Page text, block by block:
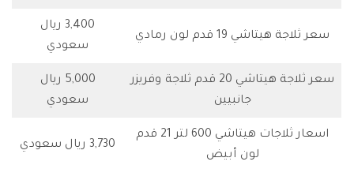
سعر ثلاجة هيتاشي 19 قدم لون رمادي
3,400 ريال
سعودي
سعر ثلاجة هيتاشي 20 قدم ثلاجة وفريزر
جانبيين
5,000 ريال
سعودي
اسعار ثلاجات هيتاشي 600 لتر 21 قدم
لون أبيض
3,730 ريال سعودي